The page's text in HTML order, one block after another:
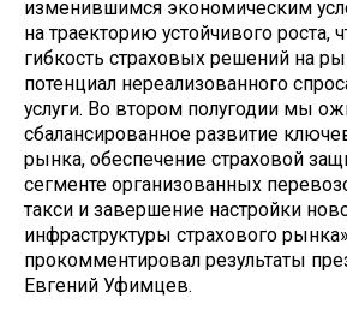
изменившимся экономическим
на траекторию устойчивого роста,
гибкость страховых решений на
потенциал нереализованного
услуги. Во втором полугодии мы
сбалансированное развитие
рынка, обеспечение страховой
сегменте организованных
такси и завершение настройки
инфраструктуры страхового
прокомментировал результаты
Евгений Уфимцев.